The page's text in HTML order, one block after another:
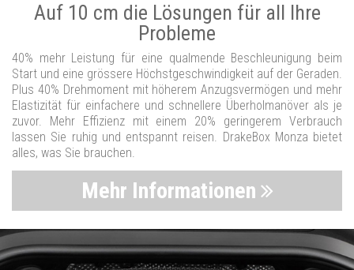
Auf 10 cm die Lösungen für all Ihre
Probleme
40% mehr Leistung für eine qualmende Beschleunigung beim
Start und eine grössere Höchstgeschwindigkeit auf der Geraden.
Plus 40% Drehmoment mit höherem Anzugsvermögen und mehr
Elastizität für einfachere und schnellere Überholmanöver als je
zuvor. Mehr Effizienz mit einem 20% geringerem Verbrauch
lassen Sie ruhig und entspannt reisen. DrakeBox Monza bietet
alles, was Sie brauchen.
Mehr Informationen